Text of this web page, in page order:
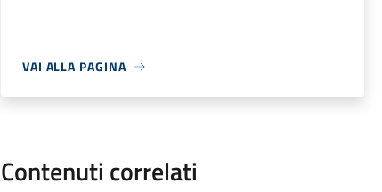
VAI ALLA PAGINA
Contenuti correlati